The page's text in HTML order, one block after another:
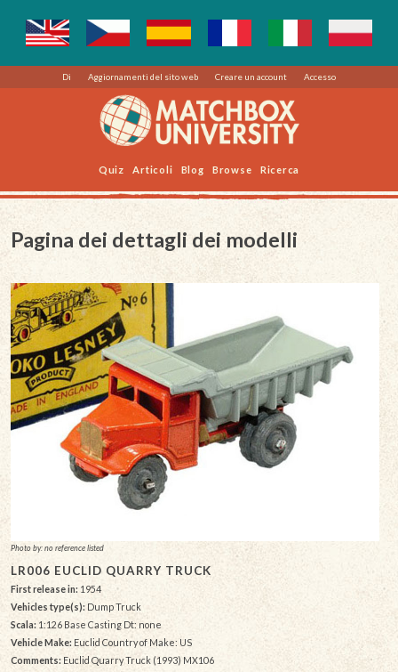
Di Aggiornamenti del sito web Creare un account Accesso
Quiz Articoli Blog Browse Ricerca
Pagina dei dettagli dei modelli
Photo by: no reference listed
LR006 EUCLID QUARRY TRUCK
First release in: 1954
Vehicles type(s):Dump Truck
Scala:1:126 Base Casting Dt: none
Vehicle Make: Euclid Country of Make: US
Comments:Euclid Quarry Truck (1993) MX106